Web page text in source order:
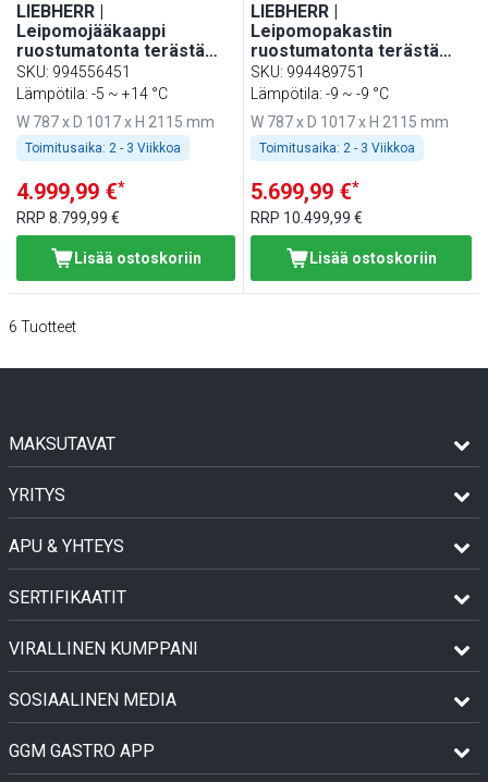
LIEBHERR |
Leipomojääkaappi
ruostumatonta terästä
PERFECTION - 854 L - EN
600x800 - sisätilat
ruostumatonta terästä - 1
ovi & WiFi-yhteys
SKU: 994556451
Lämpötila: -5 ~ +14 °C
W 787 x D 1017 x H 2115 mm
Toimitusaika: 2 - 3 Viikkoa
4.999,99 €*
RRP 8.799,99 €
Lisää ostoskoriin
LIEBHERR |
Leipomopakastin
ruostumatonta terästä
PERFECTION - 854 L - EN
600x800 - sisätilat
ruostumatonta terästä - 1
ovi & WiFi-yhteys
SKU: 994489751
Lämpötila: -9 ~ -9 °C
W 787 x D 1017 x H 2115 mm
Toimitusaika: 2 - 3 Viikkoa
5.699,99 €*
RRP 10.499,99 €
Lisää ostoskoriin
6 Tuotteet
MAKSUTAVAT
YRITYS
APU & YHTEYS
SERTIFIKAATIT
VIRALLINEN KUMPPANI
SOSIAALINEN MEDIA
GGM GASTRO APP